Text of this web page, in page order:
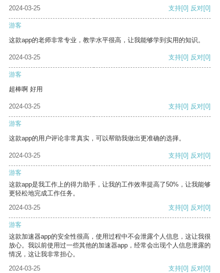
2024-03-25 支持[0] 反对[0]
游客
这款app的老师非常专业，教学水平很高，让我能够学到实用的知识。
2024-03-25 支持[0] 反对[0]
游客
超棒啊 好用
2024-03-25 支持[0] 反对[0]
游客
这款app的用户评论非常真实，可以帮助我做出更准确的选择。
2024-03-25 支持[0] 反对[0]
游客
这款app是我工作上的得力助手，让我的工作效率提高了50%，让我能够
更轻松地完成工作任务。
2024-03-25
支持[0] 反对[0]
游客
这款加速器app的安全性很高，使用过程中不会泄露个人信息，这让我很
放心。我以前使用过一些其他的加速器app，经常会出现个人信息泄露的
情况，这让我非常担心。
2024-03-25
支持[0] 反对[0]